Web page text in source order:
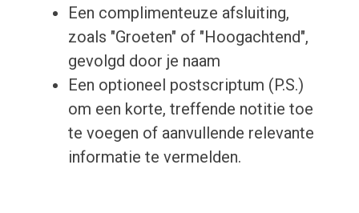
Een complimenteuze afsluiting,
zoals "Groeten" of "Hoogachtend",
gevolgd door je naam
Een optioneel postscriptum (P.S.)
om een korte, treffende notitie toe
te voegen of aanvullende relevante
informatie te vermelden.